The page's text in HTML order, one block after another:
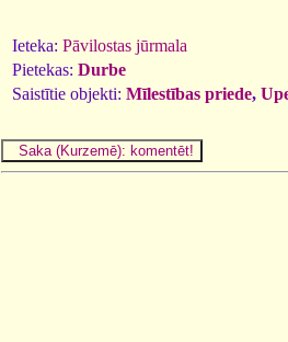
Ieteka: Pāvilostas jūrmala
Pietekas: Durbe
Saistītie objekti: Mīlestības priede,